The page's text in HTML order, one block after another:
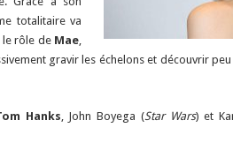
totalitaire va
le rôle de Mae,
gravir les échelons et découvrir
Hanks, John Boyega (Star Wars) et